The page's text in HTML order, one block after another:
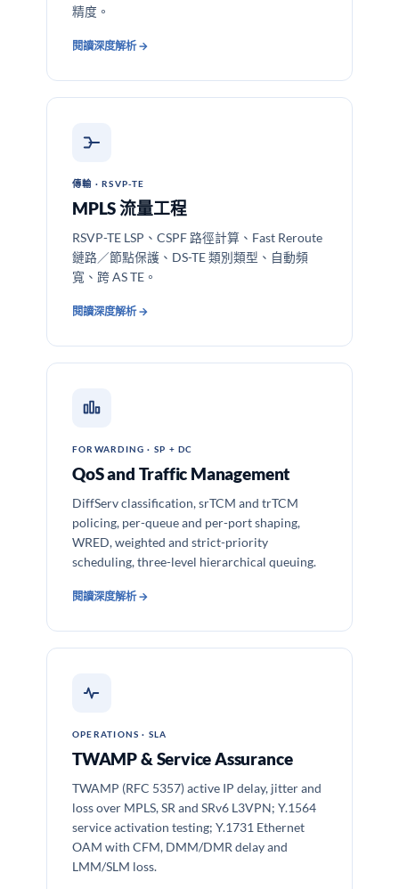
精度。
閱讀深度解析 →
傳輸 · RSVP-TE
MPLS 流量工程
RSVP-TE LSP、CSPF 路徑計算、Fast Reroute
鏈路／節點保護、DS-TE 類別類型、自動頻
寬、跨 AS TE。
閱讀深度解析 →
FORWARDING · SP + DC
QoS and Traffic Management
DiffServ classification, srTCM and trTCM
policing, per-queue and per-port shaping,
WRED, weighted and strict-priority
scheduling, three-level hierarchical queuing.
閱讀深度解析 →
OPERATIONS · SLA
TWAMP & Service Assurance
TWAMP (RFC 5357) active IP delay, jitter and
loss over MPLS, SR and SRv6 L3VPN; Y.1564
service activation testing; Y.1731 Ethernet
OAM with CFM, DMM/DMR delay and
LMM/SLM loss.